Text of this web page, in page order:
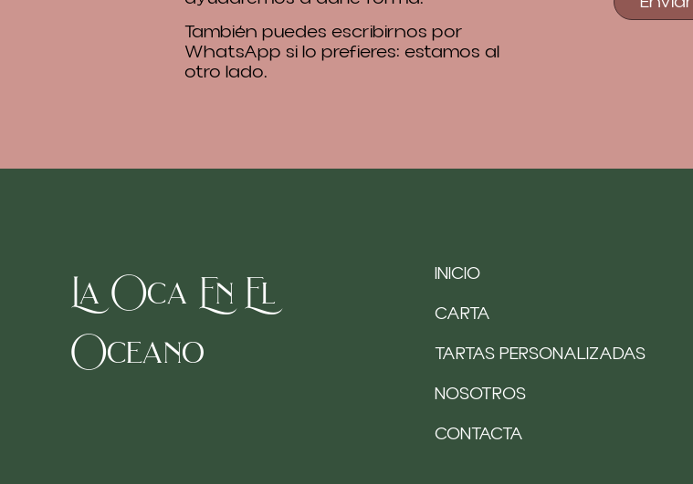
También puedes escribirnos por
WhatsApp si lo prefieres: estamos al
otro lado.
La Oca En El
Oceano
INICIO
CARTA
TARTAS PERSONALIZADAS
NOSOTROS
CONTACTA